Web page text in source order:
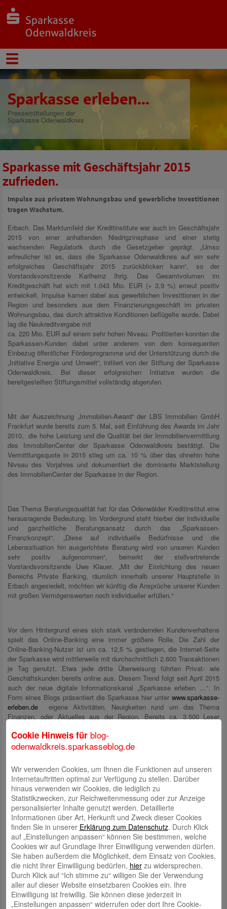
Sparkasse erleben...
Pressemitteilungen der
Sparkasse Odenwaldkreis
Sparkasse mit Geschäftsjahr 2015
zufrieden.
Impulse aus privatem Wohnungsbau und gewerbliche Investitionen
tragen Wachstum.
Erbach. Das Marktumfeld der Kreditinstitute war auch im Geschäftsjahr
2015 von einer anhaltenden Niedrigzinsphase und einer stetig
wachsenden Regulatorik durch die Gesetzgeber geprägt. „Umso
erfreulicher ist es, dass die Sparkasse Odenwaldkreis auf ein sehr
erfolgreiches Geschäftsjahr 2015 zurückblicken kann“, so der
Vorstandsvorsitzende Karlheinz Ihrig. Das Gesamtvolumen im
Kreditgeschäft hat sich mit 1.043 Mio. EUR (+ 3,9 %) erneut positiv
entwickelt. Impulse kamen dabei aus gewerblichen Investitionen in der
Region und besonders aus dem Finanzierungsgeschäft im privaten
Wohnungsbau, das durch attraktive Konditionen beflügelte wurde. Dabei
lag die Neukreditvergabe mit
ca. 220 Mio. EUR auf einem sehr hohen Niveau. Profitierten konnten die
Sparkassen-Kunden dabei unter anderem von dem konsequenten
Einbezug öffentlicher Förderprogramme und der Unterstützung durch die
„Initiative Energie und Umwelt“, initiiert von der Stiftung der Sparkasse
Odenwaldkreis. Bei dieser erfolgreichen Initiative wurden die
bereitgestellten Stiftungsmittel vollständig abgerufen.
Mit der Auszeichnung „Immobilien-Award“ der LBS Immobilien GmbH
Frankfurt wurde bereits zum 5. Mal, seit Einführung des Awards im Jahr
2010, die hohe Leistung und die Qualität bei der Immobilienvermittlung
des ImmobilienCenter der Sparkasse Odenwaldkreis bestätigt. Die
Vermittlungsquote in 2015 stieg um ca. 10 % über das ohnehin hohe
Niveau des Vorjahres und dokumentiert die dominante Marktstellung
des ImmobilienCenter der Sparkasse in der Region.
Das Thema Beratungsqualität hat für das Odenwälder Kreditinstitut eine
herausragende Bedeutung. Im Vordergrund steht hierbei der individuelle
und ganzheitliche Beratungsansatz durch das „Sparkassen-
Finanzkonzept“. „Diese auf individuelle Bedürfnisse und die
Lebenssituation hin ausgerichtete Beratung wird von unseren Kunden
sehr positiv aufgenommen“, bemerkt der stellvertretende
Vorstandsvorsitzende Uwe Klauer. „Mit der Einrichtung des neuen
Bereichs Private Banking, räumlich innerhalb unserer Hauptstelle in
Erbach angesiedelt, möchten wir künftig die Ansprüche unserer Kunden
mit großen Vermögenswerten noch individueller erfüllen.“
Vor dem Hintergrund eines sich stark verändernden Kundenverhaltens
spielt das Online-Banking eine immer größere Rolle. Die Zahl der
Online-Banking-Nutzer ist um ca. 12,5 % gestiegen, die Internet-Seite
der Sparkasse wird mittlerweile mit durchschnittlich 2.600 Transaktionen
je Tag genutzt. Etwa jede dritte Überweisung führten Privat- wie
Geschäftskunden bereits online aus. Diesem Trend folgt seit April 2015
auch der neue digitale Informationskanal „Sparkasse erleben …“. In
Form eines Blogs präsentiert die Sparkasse hier unter www.sparkasse-
erleben.de eigene Aktivitäten, Neuigkeiten rund um das Thema
Finanzen, oder Aktuelles aus der Region. Bereits ca. 3.500 Leser
Dienstleistungen. Damit wird das Vertrauen der Kunden immer
entscheidender. Und für Vertrauen stehen neben seriösen Produkten in
erster Linie die Beraterinnen und Berater der Sparkasse Odenwaldkreis“,
so Sparkassendirektor Uwe Klauer. Im Ergebnis führte dies zu einem
Zuwachs der bilanziellen Kundeneinlagen um 2,6 % auf 1.038 Mio.
Euro. Die Umsätze im Wertpapiergeschäft stiegen mit einem Plus von
12,3 % sehr prägnant. Die Bilanzsumme blieb mit ca. 1,5 Mrd. EUR
nahezu konstant.
Mit der Ertragsentwicklung ist die Sparkasse trotz leicht rückläufigem
Betriebsergebnis zufrieden. Dies liegt in Relation zur Bilanzsumme mit
15 Mio EUR oberhalb der hessischen Sparkassen. Damit kann die
Sparkasse auch künftig mit einer hohen Eigenkapitalquote auf Stabilität
Cookie Hinweis für blog-
odenwaldkreis.sparkasseblog.de
Wir verwenden Cookies, um Ihnen die Funktionen auf unseren
Internetauftritten optimal zur Verfügung zu stellen. Darüber
hinaus verwenden wir Cookies, die lediglich zu
Statistikzwecken, zur Reichweitenmessung oder zur Anzeige
personalisierter Inhalte genutzt werden. Detaillierte
Informationen über Art, Herkunft und Zweck dieser Cookies
finden Sie in unserer Erklärung zum Datenschutz. Durch Klick
auf „Einstellungen anpassen“ können Sie bestimmen, welche
Cookies wir auf Grundlage Ihrer Einwilligung verwenden dürfen.
Sie haben außerdem die Möglichkeit, dem Einsatz von Cookies,
die nicht Ihrer Einwilligung bedürfen, hierzu widersprechen.
Durch Klick auf “Ich stimme zu“ willigen Sie der Verwendung
aller auf dieser Website einsetzbaren Cookies ein. Ihre
Einwilligung ist freiwillig. Sie können diese jederzeit in
„Einstellungen anpassen“ widerrufen oder dort Ihre Cookie-